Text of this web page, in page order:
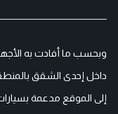
وبحسب ما أفادت به
داخل إحدى الشقق
إلى الموقع مدعمة